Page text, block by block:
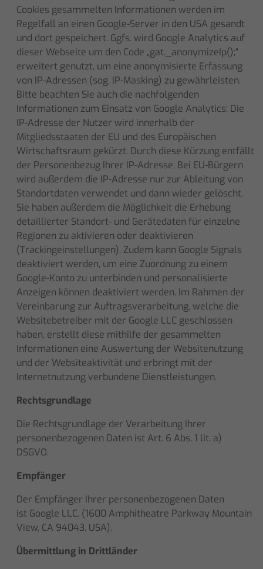
Cookies gesammelten Informationen werden im
Regelfall an einen Google-Server in den USA gesandt
und dort gespeichert. Ggfs. wird Google Analytics auf
dieser Webseite um den Code „gat._anonymizeIp();“
erweitert genutzt, um eine anonymisierte Erfassung
von IP-Adressen (sog. IP-Masking) zu gewährleisten.
Bitte beachten Sie auch die nachfolgenden
Informationen zum Einsatz von Google Analytics: Die
IP-Adresse der Nutzer wird innerhalb der
Mitgliedsstaaten der EU und des Europäischen
Wirtschaftsraum gekürzt. Durch diese Kürzung entfällt
der Personenbezug Ihrer IP-Adresse. Bei EU-Bürgern
wird außerdem die IP-Adresse nur zur Ableitung von
Standortdaten verwendet und dann wieder gelöscht.
Sie haben außerdem die Möglichkeit die Erhebung
detaillierter Standort- und Gerätedaten für einzelne
Regionen zu aktivieren oder deaktivieren
(Trackingeinstellungen). Zudem kann Google Signals
deaktiviert werden, um eine Zuordnung zu einem
Google-Konto zu unterbinden und personalisierte
Anzeigen können deaktiviert werden. Im Rahmen der
Vereinbarung zur Auftragsverarbeitung, welche die
Websitebetreiber mit der Google LLC geschlossen
haben, erstellt diese mithilfe der gesammelten
Informationen eine Auswertung der Websitenutzung
und der Websiteaktivität und erbringt mit der
Internetnutzung verbundene Dienstleistungen.
Rechtsgrundlage
Die Rechtsgrundlage der Verarbeitung Ihrer
personenbezogenen Daten ist Art. 6 Abs. 1 lit. a)
DSGVO.
Empfänger
Der Empfänger Ihrer personenbezogenen Daten
ist Google LLC. (1600 Amphitheatre Parkway Mountain
View, CA 94043, USA).
Übermittlung in Drittländer